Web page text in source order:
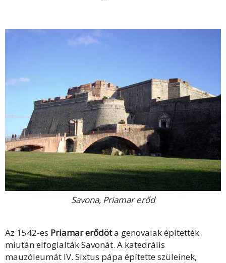
Savona, Priamar erőd
Az 1542-es Priamar erődöta genovaiak építették
miután elfoglalták Savonát. A katedrális
mauzóleumát IV. Sixtus pápa építette szüleinek,